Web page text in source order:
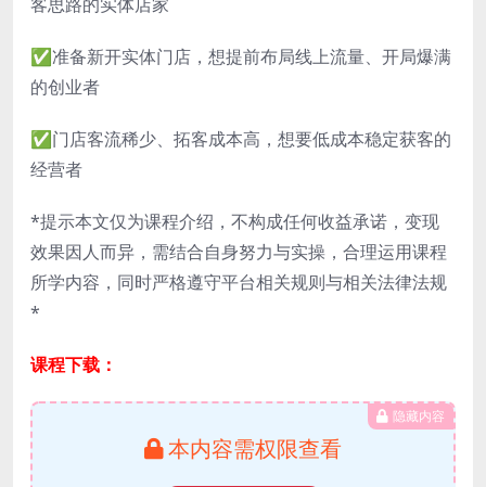
✅准备新开实体门店，想提前布局线上流量、开局爆满
的创业者
✅门店客流稀少、拓客成本高，想要低成本稳定获客的
经营者
*提示本文仅为课程介绍，不构成任何收益承诺，变现
效果因人而异，需结合自身努力与实操，合理运用课程
所学内容，同时严格遵守平台相关规则与相关法律法规
*
课程下载：
隐藏内容
本内容需权限查看